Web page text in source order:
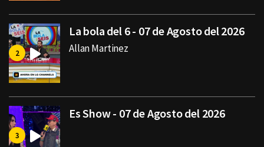
La bola del 6 - 07 de Agosto del 2026
Allan Martinez
Es Show - 07 de Agosto del 2026